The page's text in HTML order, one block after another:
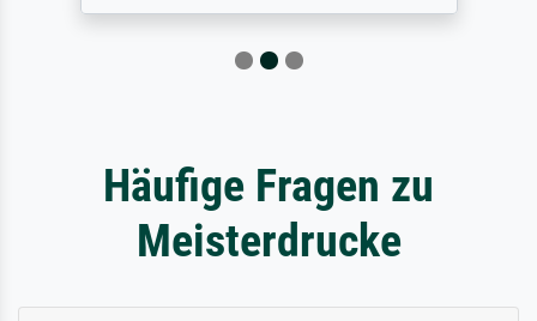
Häufige Fragen zu
Meisterdrucke